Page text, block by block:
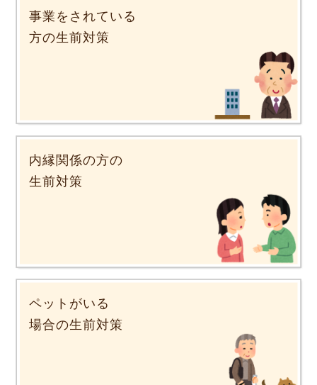
事業をされている
方の生前対策
内縁関係の方の
生前対策
ペットがいる
場合の生前対策